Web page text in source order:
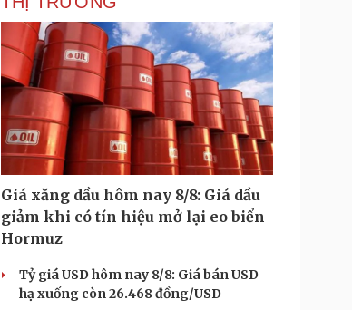
Giá xăng dầu hôm nay 8/8: Giá dầu
giảm khi có tín hiệu mở lại eo biển
Hormuz
Tỷ giá USD hôm nay 8/8: Giá bán USD
hạ xuống còn 26.468 đồng/USD